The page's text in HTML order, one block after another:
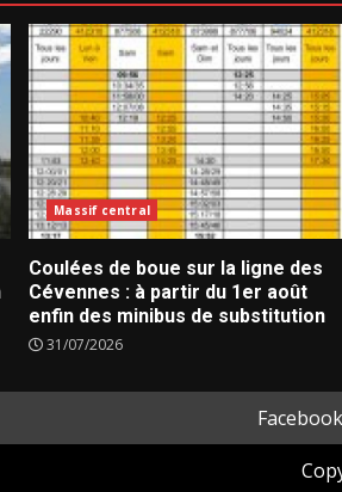
Massif central
Coulées de boue sur la ligne des
Cévennes : à partir du 1er août
enfin des minibus de substitution
31/07/2026
Facebook